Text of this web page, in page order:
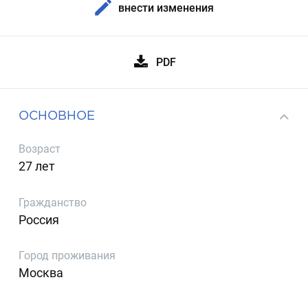
внести изменения
PDF
ОСНОВНОЕ
Возраст
27 лет
Гражданство
Россия
Город проживания
Москва